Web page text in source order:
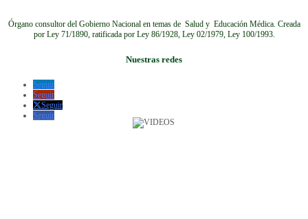
Órgano consultor del Gobierno Nacional en temas de Salud y Educación Médica. Creada
por Ley 71/1890, ratificada por Ley 86/1928, Ley 02/1979, Ley 100/1993.
Nuestras redes
Seguir
Seguir
Seguir
Seguir